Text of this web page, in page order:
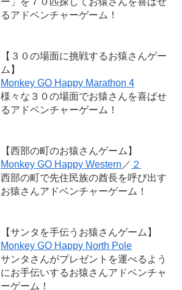
るアドベンチャーゲーム！
【３０の場面に挑戦するお猿さんゲー
ム】
Monkey GO Happy Marathon 4
様々な３０の場面でお猿さんを喜ばせ
るアドベンチャーゲーム！
【西部の町のお猿さんゲーム】
Monkey GO Happy Western ／ ２
西部の町で先住民族の酋長を呼び出す
お猿さんアドベンチャーゲーム！
【サンタを手伝うお猿さんゲーム】
Monkey GO Happy North Pole
サンタさんがプレゼントを運べるよう
にお手伝いするお猿さんアドベンチャ
ーゲーム！